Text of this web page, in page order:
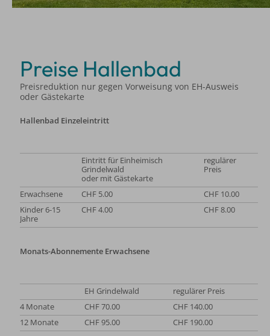
Preise Hallenbad
Preisreduktion nur gegen Vorweisung von EH-Ausweis
oder Gästekarte
Hallenbad Einzeleintritt
Eintritt für Einheimisch
Grindelwald
oder mit Gästekarte
regulärer
Preis
Erwachsene CHF 5.00
CHF 10.00
Kinder 6-15
Jahre
CHF 4.00 CHF 8.00
Monats-Abonnemente Erwachsene
EH Grindelwald
regulärer Preis
4 Monate
CHF 70.00
CHF 140.00
12 Monate
CHF 95.00 CHF 190.00